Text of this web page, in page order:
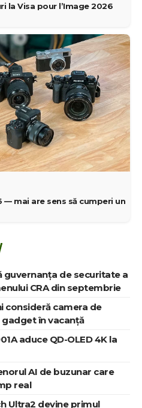
la Visa pour l’Image 2026
— mai are sens să cumperi un
guvernanța de securitate a
CRA din septembrie
consideră camera de
în vacanță
aduce QD-OLED 4K la
AI de buzunar care
real
Ultra2 devine primul